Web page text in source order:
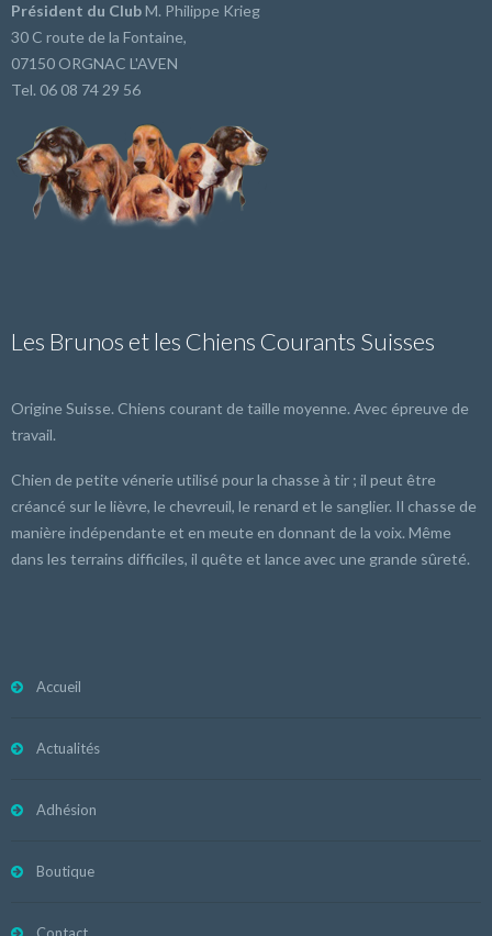
Président du ClubM. Philippe Krieg
30 C route de la Fontaine,
07150 ORGNAC L'AVEN
Tel. 06 08 74 29 56
Les Brunos et les Chiens Courants Suisses
Origine Suisse. Chiens courant de taille moyenne. Avec épreuve de
travail.
Chien de petite vénerie utilisé pour la chasse à tir ; il peut être
créancé sur le lièvre, le chevreuil, le renard et le sanglier. Il chasse de
manière indépendante et en meute en donnant de la voix. Même
dans les terrains difficiles, il quête et lance avec une grande sûreté.
Accueil
Actualités
Adhésion
Boutique